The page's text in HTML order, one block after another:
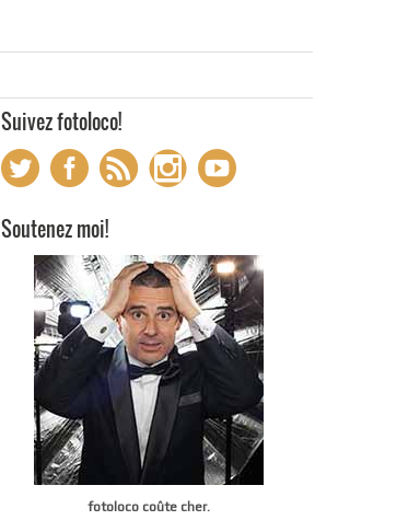
Suivez fotoloco!
Soutenez moi!
fotoloco coûte cher.